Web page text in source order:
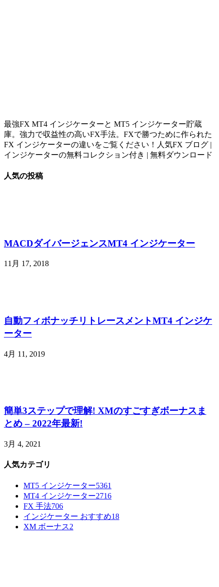
最強FX MT4 インジケーターと MT5 インジケーター貯蔵
庫。強力で収益性の高いFX手法。FXで勝つために作られた
FX インジケーターの違いをご覧ください！人気FX ブログ |
インジケーターの無料コレクション付き | 無料ダウンロード
人気の投稿
MACDダイバージェンスMT4 インジケーター
11月 17, 2018
自動フィボナッチリトレースメントMT4 インジケ
ーター
4月 11, 2019
簡単3ステップで理解! XMのすごすぎボーナスま
とめ – 2022年最新!
3月 4, 2021
人気カテゴリ
MT5 インジケーター5361
MT4 インジケーター2716
FX 手法706
インジケーター おすすめ18
XM ボーナス2